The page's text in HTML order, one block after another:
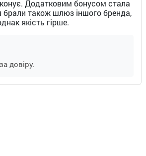
Додатковим бонусом стала
брали також шлюз іншого бренда,
якість гірше.
довіру.